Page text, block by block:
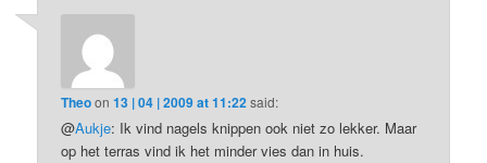
Theoon13 | 04 | 2009 at 11:22said:
@Aukje: Ik vind nagels knippen ook niet zo lekker. Maar
op het terras vind ik het minder vies dan in huis.